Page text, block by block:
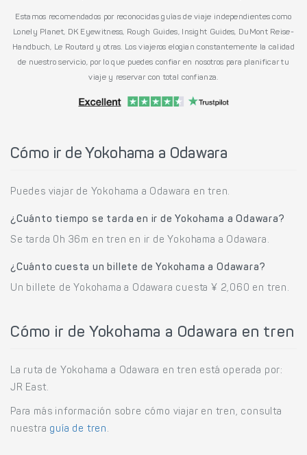
Estamos recomendados por reconocidas guías de viaje independientes como
Lonely Planet, DK Eyewitness, Rough Guides, Insight Guides, DuMont Reise-
Handbuch, Le Routard y otras. Los viajeros elogian constantemente la calidad
de nuestro servicio, por lo que puedes confiar en nosotros para planificar tu
viaje y reservar con total confianza.
Cómo ir de Yokohama a Odawara
Puedes viajar de Yokohama a Odawara en tren.
¿Cuánto tiempo se tarda en ir de Yokohama a Odawara?
Se tarda 0h 36m en tren en ir de Yokohama a Odawara.
¿Cuánto cuesta un billete de Yokohama a Odawara?
Un billete de Yokohama a Odawara cuesta ¥ 2,060 en tren.
Cómo ir de Yokohama a Odawara en tren
La ruta de Yokohama a Odawara en tren está operada por:
JR East.
Para más información sobre cómo viajar en tren, consulta
nuestra guía de tren .